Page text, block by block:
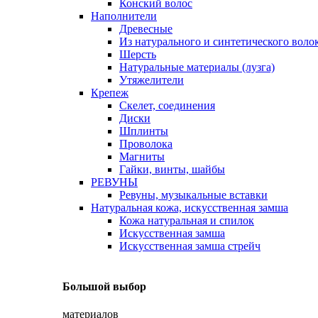
Конский волос
Наполнители
Древесные
Из натурального и синтетического
Шерсть
Натуральные материалы (лузга)
Утяжелители
Крепеж
Скелет, соединения
Диски
Шплинты
Проволока
Магниты
Гайки, винты, шайбы
РЕВУНЫ
Ревуны, музыкальные вставки
Натуральная кожа, искусственная замша
Кожа натуральная и спилок
Искусственная замша
Искусственная замша стрейч
Большой выбор
материалов